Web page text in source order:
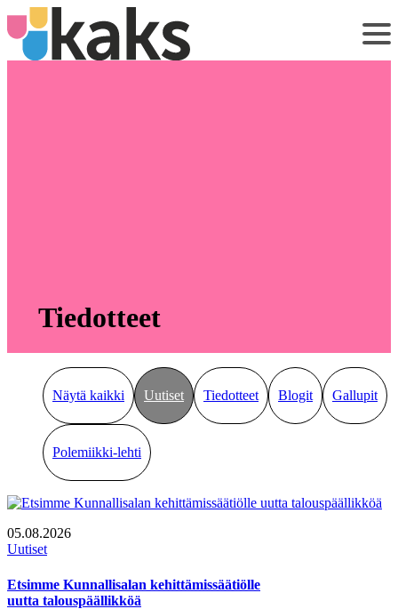
Siirry
sisältöön
Tiedotteet
Näytä kaikki Uutiset Tiedotteet Blogit Gallupit
Polemiikki-lehti
05.08.2026
Uutiset
Etsimme Kunnallisalan kehittämissäätiölle
uutta talouspäällikköä